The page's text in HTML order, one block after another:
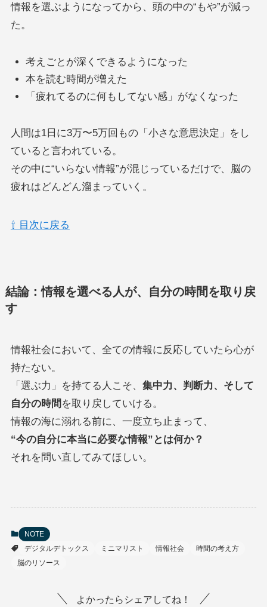
情報を選ぶようになってから、頭の中の“もや”が減っ
た。
考えごとが深くできるようになった
本を読む時間が増えた
「疲れてるのに何もしてない感」がなくなった
人間は1日に3万〜5万回もの「小さな意思決定」をし
ていると言われている。
その中に“いらない情報”が混じっているだけで、脳の
疲れはどんどん溜まっていく。
⇧ 目次に戻る
結論：情報を選べる人が、自分の時間を取り戻
す
情報社会において、全ての情報に反応していたら心が
持たない。
「選ぶ力」を持てる人こそ、 集中力、判断力、そして
自分の時間 を取り戻していける。
情報の海に溺れる前に、一度立ち止まって、
“今の自分に本当に必要な情報”とは何か？
それを問い直してみてほしい。
NOTE
デジタルデトックス
ミニマリスト 情報社会
時間の考え方
脳のリソース
よかったらシェアしてね！